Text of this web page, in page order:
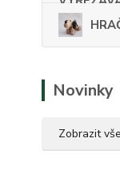
Novinky
Zobrazit